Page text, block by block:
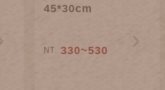
45*30cm
NT. 330~530